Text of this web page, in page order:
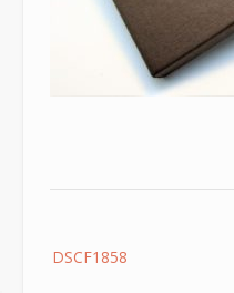
navigation
DSCF1858